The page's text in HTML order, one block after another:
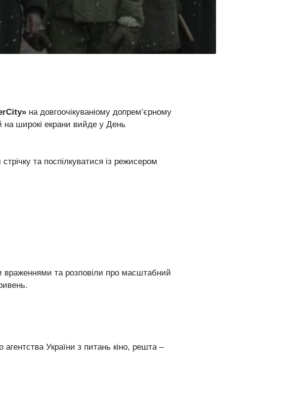
на довгоочікуваніому допрем’єрному
на широкі екрани вийде у День
та поспілкуватися із режисером
враженнями та розповіли про масштабний
України з питань кіно, решта –